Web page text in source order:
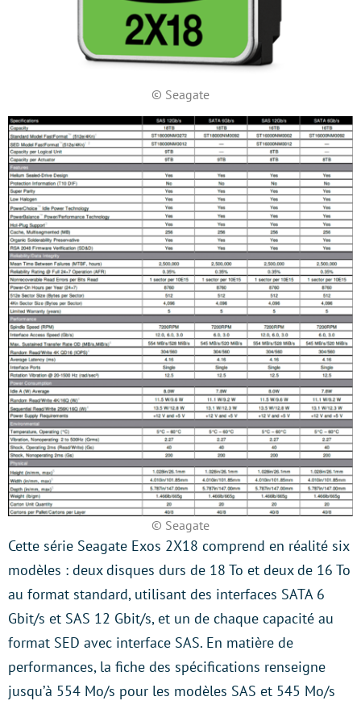
© Seagate
© Seagate
Cette série Seagate Exos 2X18 comprend en réalité six
modèles : deux disques durs de 18 To et deux de 16 To
au format standard, utilisant des interfaces SATA 6
Gbit/s et SAS 12 Gbit/s, et un de chaque capacité au
format SED avec interface SAS. En matière de
performances, la fiche des spécifications renseigne
jusqu’à 554 Mo/s pour les modèles SAS et 545 Mo/s